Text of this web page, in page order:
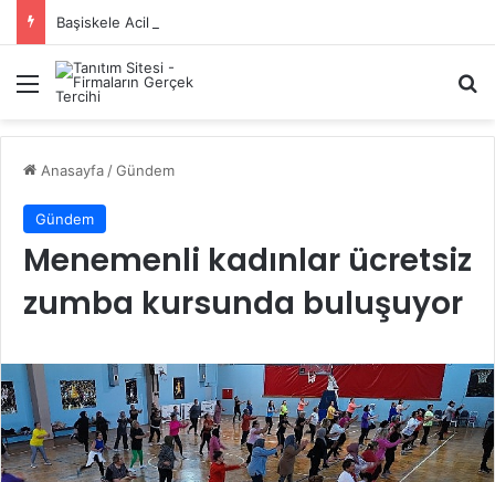
Başiskele Acil Çilingir Hizmeti İçin Doğru Adres Neresi?
Menü
Anasayfa /Gündem
Gündem
Menemenli kadınlar ücretsiz
zumba kursunda buluşuyor